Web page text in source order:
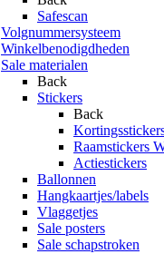
Safescan
Volgnummersysteem
Winkelbenodigdheden
Sale materialen
Back
Stickers
Back
Raamstickers
Actiestickers
Ballonnen
Hangkaartjes/labels
Vlaggetjes
Sale posters
Sale schapstroken